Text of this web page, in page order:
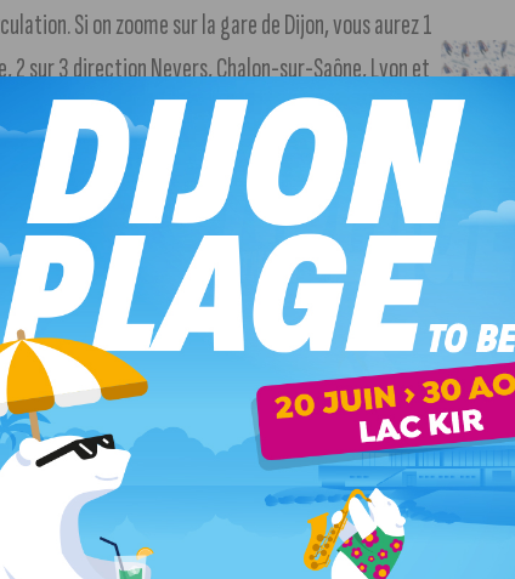
Si on zoome sur la gare de Dijon, vous aurez 1
sur 3 direction Nevers, Chalon-sur-Saône, Lyon et
10 pompiers Côte-d’oriens sont partis à la
forêt dans le Gard.Une assistance pour l’instant
très chaudes.
bacheliers sur l’académie de Dijon.Le taux
réussite toutes filières confondues. 91% pour la
aux candidats en rattrapage dès ce mercredi,